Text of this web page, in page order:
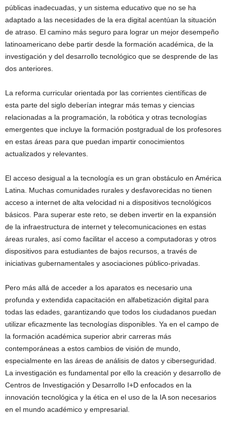
públicas inadecuadas, y un sistema educativo que no se ha
adaptado a las necesidades de la era digital acentúan la situación
de atraso. El camino más seguro para lograr un mejor desempeño
latinoamericano debe partir desde la formación académica, de la
investigación y del desarrollo tecnológico que se desprende de las
dos anteriores.
La reforma curricular orientada por las corrientes científicas de
esta parte del siglo deberían integrar más temas y ciencias
relacionadas a la programación, la robótica y otras tecnologías
emergentes que incluye la formación postgradual de los profesores
en estas áreas para que puedan impartir conocimientos
actualizados y relevantes.
El acceso desigual a la tecnología es un gran obstáculo en América
Latina. Muchas comunidades rurales y desfavorecidas no tienen
acceso a internet de alta velocidad ni a dispositivos tecnológicos
básicos. Para superar este reto, se deben invertir en la expansión
de la infraestructura de internet y telecomunicaciones en estas
áreas rurales, así como facilitar el acceso a computadoras y otros
dispositivos para estudiantes de bajos recursos, a través de
iniciativas gubernamentales y asociaciones público-privadas.
Pero más allá de acceder a los aparatos es necesario una
profunda y extendida capacitación en alfabetización digital para
todas las edades, garantizando que todos los ciudadanos puedan
utilizar eficazmente las tecnologías disponibles. Ya en el campo de
la formación académica superior abrir carreras más
contemporáneas a estos cambios de visión de mundo,
especialmente en las áreas de análisis de datos y ciberseguridad.
La investigación es fundamental por ello la creación y desarrollo de
Centros de Investigación y Desarrollo I+D enfocados en la
innovación tecnológica y la ética en el uso de la IA son necesarios
en el mundo académico y empresarial.